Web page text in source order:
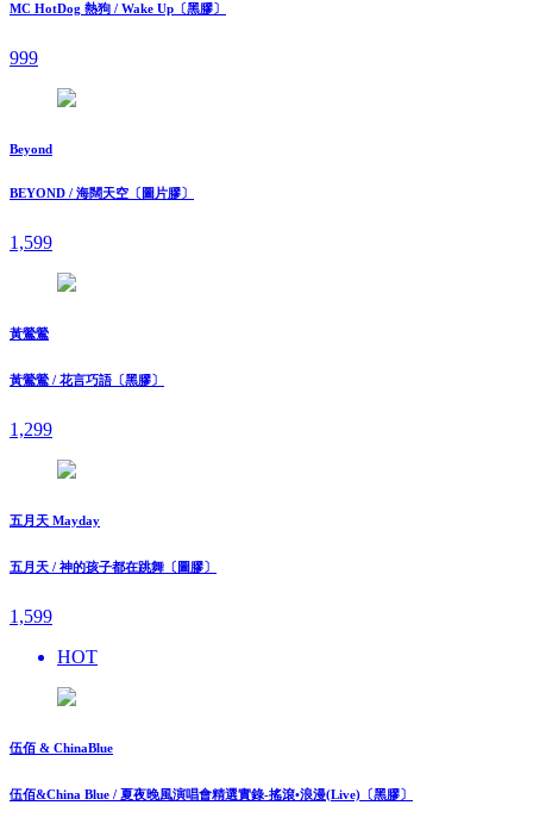
MC HotDog 熱狗 / Wake Up〔黑膠〕
999
Beyond
BEYOND / 海闊天空〔圖片膠〕
1,599
黃鶯鶯
黃鶯鶯 / 花言巧語〔黑膠〕
1,299
五月天 Mayday
五月天 / 神的孩子都在跳舞〔圖膠〕
1,599
HOT
伍佰 & ChinaBlue
伍佰&China Blue / 夏夜晚風演唱會精選實錄-搖滾•浪漫(Live)〔黑膠〕